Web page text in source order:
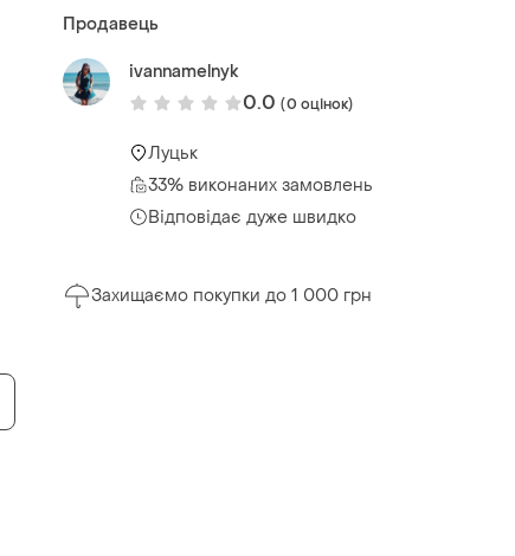
Продавець
ivannamelnyk
0.0 (0 оцінок)
Луцьк
33% виконаних замовлень
Відповідає дуже швидко
Захищаємо покупки до 1 000 грн